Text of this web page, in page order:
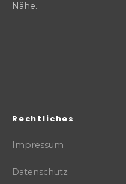
Nähe.
Rechtliches
Impressum
Datenschutz